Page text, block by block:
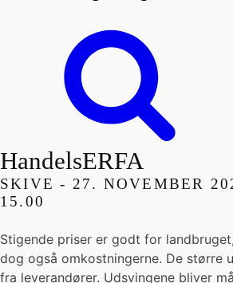
HandelsERFA
SKIVE - 27. NOVEMBER
15.00
Stigende priser er godt for
dog også omkostningerne. De større
fra leverandører. Udsvingene bliver